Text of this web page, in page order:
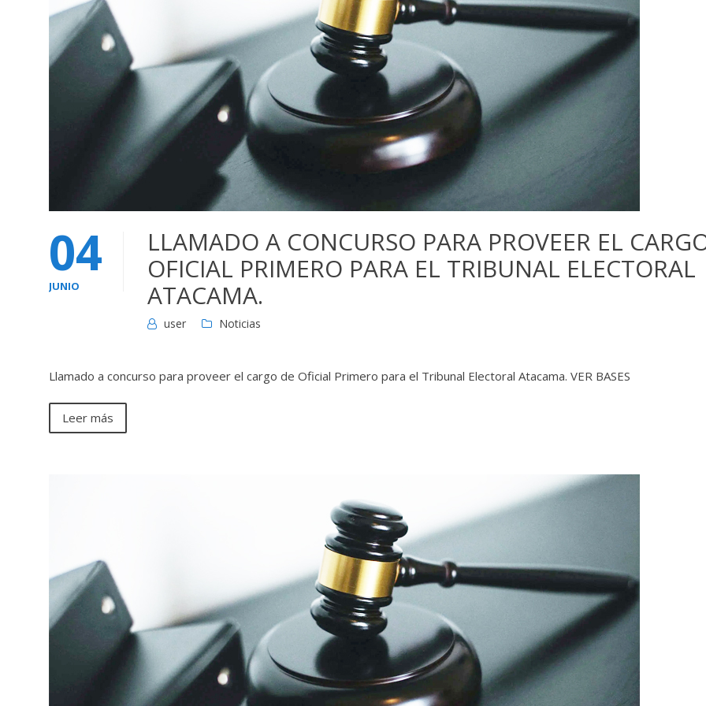
04
JUNIO
LLAMADO A CONCURSO PARA PROVEER EL
OFICIAL PRIMERO PARA EL TRIBUNAL ELECTORAL
ATACAMA.
user Noticias
Llamado a concurso para proveer el cargo de Oficial Primero para el Tribunal Electoral Atacama. VER BASES
Leer más